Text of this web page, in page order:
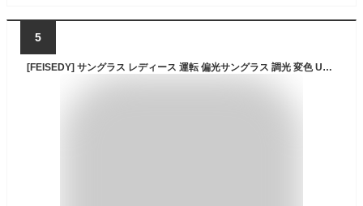
5
[FEISEDY] サングラス レディース 運転 偏光サングラス 調光 変色 UV400保護 サングラスメンズ 自転車／釣り／野球／ランニング 超軽量カラーレンズ(調光·変色レンズ) B1062